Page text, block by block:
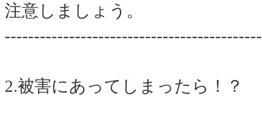
注意しましょう。
2.被害にあってしまったら！？